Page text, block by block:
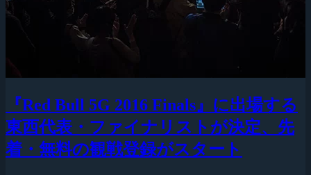
『Red Bull 5G 2016 Finals』に出場する
東西代表・ファイナリストが決定、先
着・無料の観戦登録がスタート